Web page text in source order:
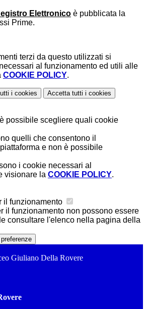
Elettronico è pubblicata la
Prime.
terzi da questo utilizzati si
al funzionamento ed utili alle
COOKIE POLICY.
i cookies Accetta tutti i cookies
possibile scegliere quali cookie
quelli che consentono il
e non è possibile
i cookie necessari al
visionare la COOKIE POLICY.
il funzionamento
il funzionamento non possono essere
consultare l'elenco nella pagina della
Giuliano Della Rovere